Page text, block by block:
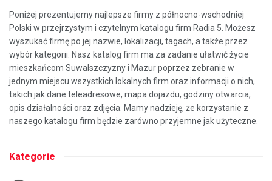
Poniżej prezentujemy najlepsze firmy z północno-wschodniej
Polski w przejrzystym i czytelnym katalogu firm Radia 5. Możesz
wyszukać firmę po jej nazwie, lokalizacji, tagach, a także przez
wybór kategorii. Nasz katalog firm ma za zadanie ułatwić życie
mieszkańcom Suwalszczyzny i Mazur poprzez zebranie w
jednym miejscu wszystkich lokalnych firm oraz informacji o nich,
takich jak dane teleadresowe, mapa dojazdu, godziny otwarcia,
opis działalności oraz zdjęcia. Mamy nadzieję, że korzystanie z
naszego katalogu firm będzie zarówno przyjemne jak użyteczne.
Kategorie